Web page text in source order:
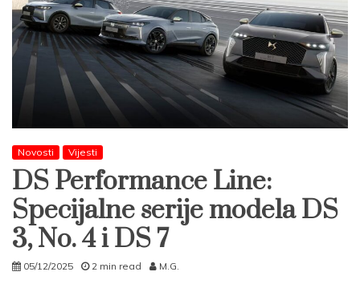
Novosti Vijesti
DS Performance Line:
Specijalne serije modela DS
3, No. 4 i DS 7
05/12/2025 2 min read M.G.